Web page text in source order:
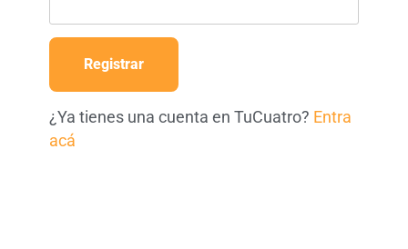
¿Ya tienes una cuenta en TuCuatro? Entra
acá